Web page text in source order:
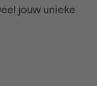
jouw unieke